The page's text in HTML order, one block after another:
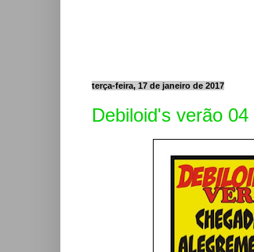
terça-feira, 17 de janeiro de 2017
Debiloid's verão 04